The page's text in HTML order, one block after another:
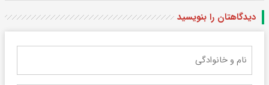
دیدگاهتان را بنویسید